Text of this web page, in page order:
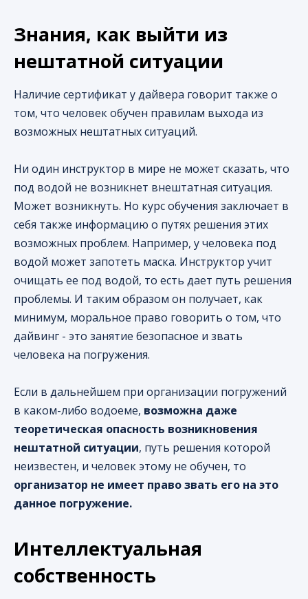
Знания, как выйти из
нештатной ситуации
Наличие сертификат у дайвера говорит также о
том, что человек обучен правилам выхода из
возможных нештатных ситуаций.
Ни один инструктор в мире не может сказать, что
под водой не возникнет внештатная ситуация.
Может возникнуть. Но курс обучения заключает в
себя также информацию о путях решения этих
возможных проблем. Например, у человека под
водой может запотеть маска. Инструктор учит
очищать ее под водой, то есть дает путь решения
проблемы. И таким образом он получает, как
минимум, моральное право говорить о том, что
дайвинг - это занятие безопасное и звать
человека на погружения.
Если в дальнейшем при организации погружений
в каком-либо водоеме, возможна даже
теоретическая опасность возникновения
нештатной ситуации, путь решения которой
неизвестен, и человек этому не обучен, то
организатор не имеет право звать его на это
данное погружение.
Интеллектуальная
собственность